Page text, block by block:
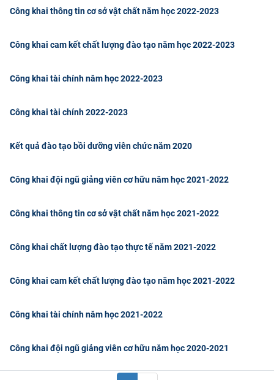
Công khai thông tin cơ sở vật chất năm học 2022-2023
Công khai cam kết chất lượng đào tạo năm học 2022-2023
Công khai tài chính năm học 2022-2023
Công khai tài chính 2022-2023
Kết quả đào tạo bồi dưỡng viên chức năm 2020
Công khai đội ngũ giảng viên cơ hữu năm học 2021-2022
Công khai thông tin cơ sở vật chất năm học 2021-2022
Công khai chất lượng đào tạo thực tế năm 2021-2022
Công khai cam kết chất lượng đào tạo năm học 2021-2022
Công khai tài chính năm học 2021-2022
Công khai đội ngũ giảng viên cơ hữu năm học 2020-2021